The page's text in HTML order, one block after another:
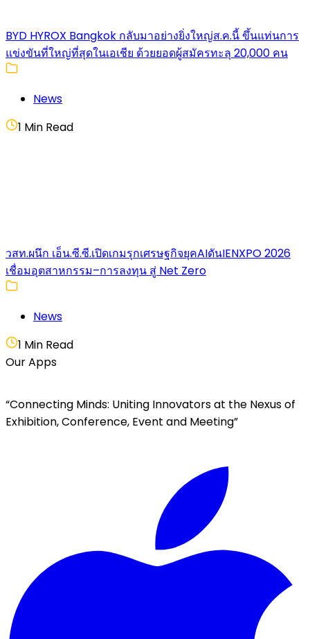
BYD HYROX Bangkok กลับมาอย่างยิ่งใหญ่ส.ค.นี้ ขึ้นแท่นการ
แข่งขันที่ใหญ่ที่สุดในเอเชีย ด้วยยอดผู้สมัครทะลุ 20,000 คน
News
1 Min Read
วสท.ผนึก เอ็น.ซี.ซี.เปิดเกมรุกเศรษฐกิจยุคAIดันIENXPO 2026
เชื่อมอุตสาหกรรม–การลงทุน สู่ Net Zero
News
1 Min Read
Our Apps
“Connecting Minds: Uniting Innovators at the Nexus of
Exhibition, Conference, Event and Meeting”